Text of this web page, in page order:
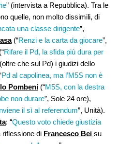
” (intervista a Repubblica). Tra le
quelle, non molto dissimili, di
una classe dirigente”,
(“Renzi e la carta da giocare”,
(“Rifare il Pd, la sfida più dura per
che sul Pd) i giudizi dello
Pd al capolinea, ma l’M5S non è
Pombeni (“M5S, con la destra
non durare”, Sole 24 ore),
il sì al referendum”, Unità).
: “Questo voto chiede giustizia
riflessione di Francesco Bei su